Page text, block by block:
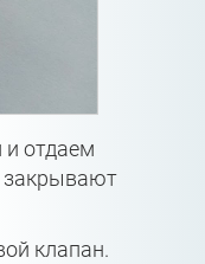
отдаем
закрывают
клапан.